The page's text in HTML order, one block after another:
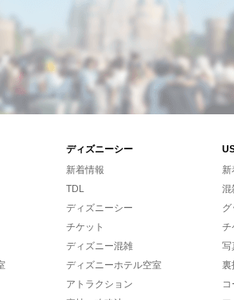
ディズニーシー
新着情報
TDL
ディズニーシー
チケット
ディズニー混雑
ディズニーホテル空室
アトラクション
新
混
グ
チ
写
裏